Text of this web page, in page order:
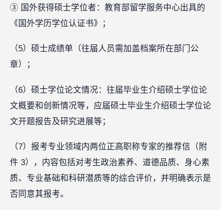
③ 国外获得硕士学位者：教育部留学服务中心出具的
《国外学历学位认证书》；
（5）硕士成绩单（往届人员需加盖档案所在部门公
章）；
（6）硕士学位论文情况：往届毕业生介绍硕士学位论
文概要和创新情况等，应届硕士毕业生介绍硕士学位论
文开题报告及研究进展等；
（7）报考专业领域内两位正高职称专家的推荐信（附
件 3），内容包括对考生政治素养、道德品质、身心素
质、专业基础和科研潜质等的综合评价，并明确表示是
否同意其报考。